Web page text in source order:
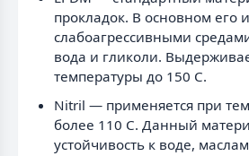
прокладок. В основном его
слабоагрессивными
вода и гликоли.
температуры до 150 C.
Nitril — применяется при
более 110 C. Данный
устойчивость к воде,